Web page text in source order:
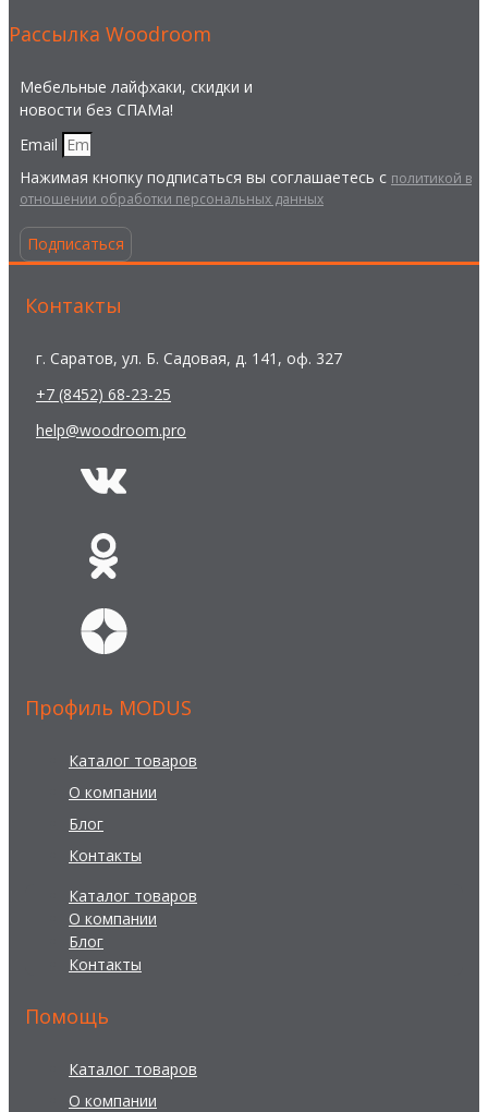
Рассылка Woodroom
Мебельные лайфхаки, скидки и
новости без СПАМа!
Email
Нажимая кнопку подписаться вы соглашаетесь с политикой в
отношении обработки персональных данных
Подписаться
Контакты
г. Саратов, ул. Б. Садовая, д. 141, оф. 327
+7 (8452) 68-23-25
help@woodroom.pro
Профиль MODUS
Каталог товаров
О компании
Блог
Контакты
Каталог товаров
О компании
Блог
Контакты
Помощь
Каталог товаров
О компании